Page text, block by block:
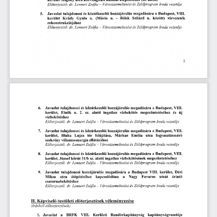
Előterjesztő: dr. Lennert Zsófia - Városüzemeltetési és Zöldprogram Iroda vezetője
5. Javaslat tulajdonosi és közútkezelői hozzájárulás megadására a Budapest, VIII.
kerület Krúdy Gyula u. (Mária u. - Rökk Szilárd u. között)
vízvezeték
rekonstrukciójához
Előterjesztő: dr. LennertZsófia - Városüzemeltetési és Zöldprogram Iroda vezetője
1
6. Javaslat tulajdonosi és közútkezelői hozzájárulás megadására a Budapest, VIII.
kerület, Elnök u. 2. sz. alatti ingatlan vízbekötés megszüntetéséhez és
új
vízbekötéshez
Előterjesztő: dr. Lennert Zsófia - Városüzemeltetési és Zöldprogram Iroda vezetője
1. Javaslat tulajdonosi és közútkezelői hozzájárulás megadására a Budapest, VIII.
kerület,
Blaha Lujza tér felújítása, Márkus Emília utca
fogyasztásmérő
szekrény villamosenergia ellátásához
Előterjesztő: dr. Lennert Zsófia - Városüzemeltetési és Zöldprogram Iroda vezetője
8. Javaslat tulajdonosi és közútkezelői hozzájárulás megadására a Budapest, VIII.
kerület, Józsefkörút 31/b sz. alatti ingatlan vízbekötésének megszüntetéséhez
Előterjesztő: dr. Lennert Zsófia - Városüzemeltetési és Zöldprogram Iroda vezetője
9. Javaslat tulajdonosi hozzájárulás megadására a Budapest VIII. kerület,
Déri
Miksa
utca átépítéséhez kapcsolódóan a Nagy Fuvaros utcát
érintő
csatornabekötéshez
Előterjesztő: dr. Lennert Zsófia - Városüzemeltetési és Zöldprogram Iroda vezetője
II. Képviselő-testületi előterjesztésekvéleményezése
(írásbeli előterjesztések)
1. Javaslat a BRFK VIII. Kerületi Rendőrkapitányság kapitányságvezetője